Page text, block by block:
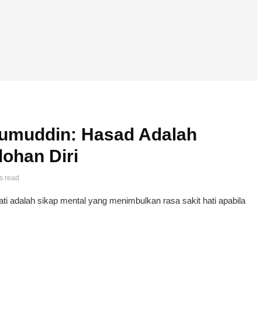
Hasad Adalah
Diri
read
adalah sikap mental yang menimbulkan rasa sakit hati apabila